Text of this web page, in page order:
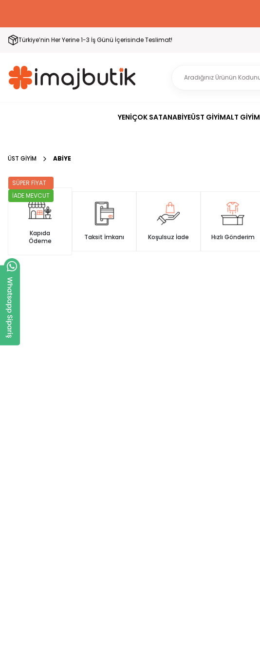
Türkiye’nin Her Yerine 1-3 İş Günü İçerisinde Teslimat!
YENİÇOK SATANABİYEÜST GİYİMALT GİYİM
ÜST GİYİM ABİYE
SÜPER FİYAT
İADE MEVCUT
Kapıda
Ödeme
Taksit İmkanı Koşulsuz İade Hızlı Gönderim